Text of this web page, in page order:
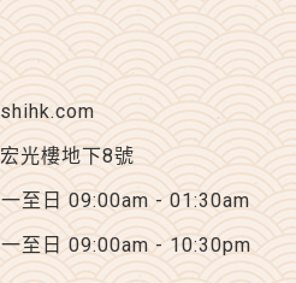
光樓地下8號
至日 09:00am - 01:30am
至日 09:00am - 10:30pm